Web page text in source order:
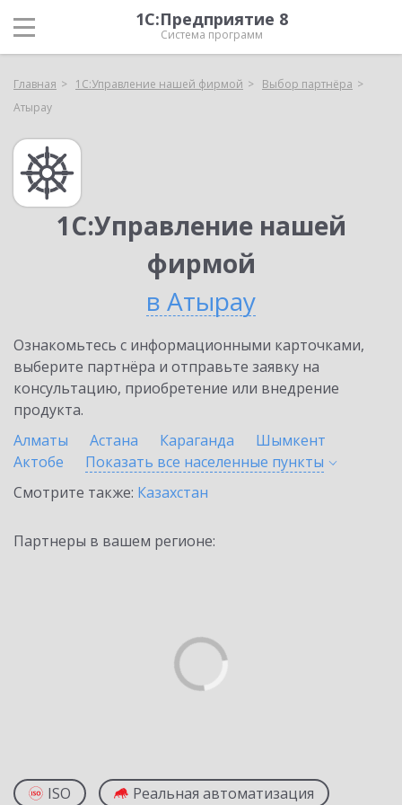
1С:Предприятие 8
Система программ
Главная 1С:Управление нашей фирмой
Выбор партнёра
Атырау
1С:Управление нашей
фирмой
в Атырау
Ознакомьтесь с информационными карточками,
выберите партнёра и отправьте заявку на
консультацию, приобретение или внедрение
продукта.
Алматы
Астана Караганда
Шымкент
Актобе
Показать все населенные пункты
Смотрите также: Казахстан
Партнеры в вашем регионе:
ISO Реальная автоматизация